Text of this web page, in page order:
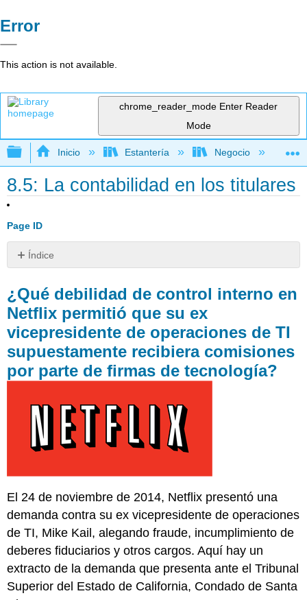
Error
This action is not available.
chrome_reader_mode Enter Reader
Mode
Expandir/contraer jerarquía global
Inicio Estantería Negocio
8.5: La contabilidad en los titulares
Page ID
Índice
debilidad
de
control
interno
Netflix
permitió
que
vicepresidente
operaciones
TI
supuestamente
comisiones
por
parte
firmas
de
¿Qué debilidad de control interno en
Netflix permitió que su ex
vicepresidente de operaciones de TI
supuestamente recibiera comisiones
por parte de firmas de tecnología?
El 24 de noviembre de 2014, Netflix presentó una
demanda contra su ex vicepresidente de operaciones
de TI, Mike Kail, alegando fraude, incumplimiento de
deberes fiduciarios y otros cargos. Aquí hay un
extracto de la demanda que presenta ante el Tribunal
Superior del Estado de California, Condado de Santa